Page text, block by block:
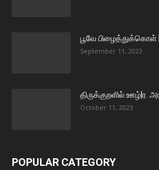
பூவே
September 11, 2023
திருக்குறளில் ஊழ்|ர.
October 11, 2023
POPULAR CATEGORY